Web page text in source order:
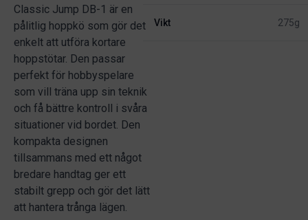
Classic Jump DB-1 är en
pålitlig hoppkö som gör det
enkelt att utföra kortare
hoppstötar. Den passar
perfekt för hobbyspelare
som vill träna upp sin teknik
och få bättre kontroll i svåra
situationer vid bordet. Den
kompakta designen
tillsammans med ett något
bredare handtag ger ett
stabilt grepp och gör det lätt
att hantera trånga lägen.
Vikt 275g